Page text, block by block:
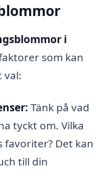
i
som kan
val:
Tänk på vad
tyckt om. Vilka
favoriter? Det kan
till din